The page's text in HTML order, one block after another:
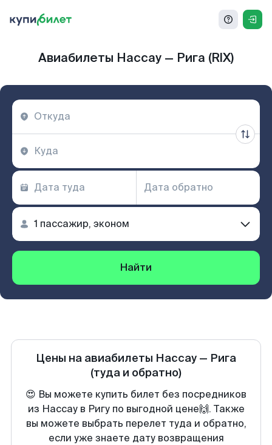
Авиабилеты Нассау — Рига (RIX)
Найти
Цены на авиабилеты Нассау — Рига
(туда и обратно)
😍 Вы можете купить билет без посредников
из Нассау в Ригу по выгодной цене🙌. Также
вы можете выбрать перелет туда и обратно,
если уже знаете дату возвращения